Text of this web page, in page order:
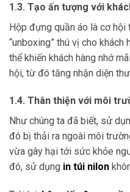
1.3. Tạo ấn tượng với
Hộp đựng quần áo là cơ
“unboxing” thú vị cho
thể khiến khách hàng nhớ
hội, từ đó tăng nhận diện
1.4. Thân thiện với môi
Như chúng ta đã biết, sử
đó bị thải ra ngoài môi
vừa gây hại tới sức khỏe
đó, sử dụng in túi nilon